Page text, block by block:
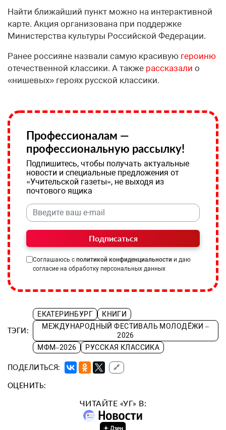
Найти ближайший пункт можно на интерактивной
карте. Акция организована при поддержке
Министерства культуры Российской Федерации.
Ранее россияне назвали самую красивую героиню
отечественной классики. А также рассказали о
«нишевых» героях русской классики.
Профессионалам —
профессиональную рассылку!
Подпишитесь, чтобы получать актуальные
новости и специальные предложения от
«Учительской газеты», не выходя из
почтового ящика
Подписаться
Соглашаюсь с политикой конфиденциальности и даю
согласие на обработку персональных данных
ТЭГИ:
ЕКАТЕРИНБУРГ
КНИГИ
МЕЖДУНАРОДНЫЙ ФЕСТИВАЛЬ МОЛОДЁЖИ –
2026
МФМ–2026
РУССКАЯ КЛАССИКА
ПОДЕЛИТЬСЯ: 🔗
ОЦЕНИТЬ:
ЧИТАЙТЕ «УГ» В: